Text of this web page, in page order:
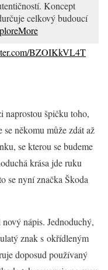
Koncept
celkový budoucí
BZOIKkVL4T
naprostou špičku toho,
někomu může zdát až
se kterou se budeme
krása jde ruku
se nyní značka Škoda
nápis. Jednoduchý,
znak s okřídleným
doposud používaný